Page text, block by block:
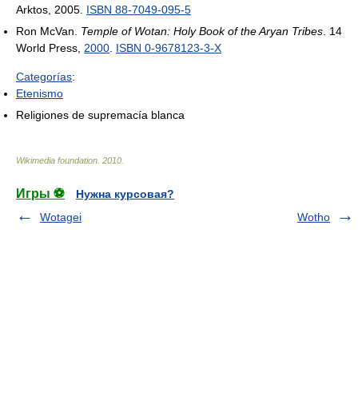
Arktos, 2005. ISBN 88-7049-095-5
Ron McVan. Temple of Wotan: Holy Book of the Aryan Tribes. 14
World Press, 2000. ISBN 0-9678123-3-X
Categorías:
Etenismo
Religiones de supremacía blanca
Wikimedia foundation 2010
Игры ⚽
Нужна курсовая?
Wotagei
Wotho